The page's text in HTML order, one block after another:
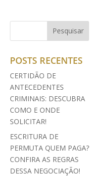
POSTS RECENTES
CERTIDÃO DE
ANTECEDENTES
CRIMINAIS: DESCUBRA
COMO E ONDE
SOLICITAR!
ESCRITURA DE
PERMUTA QUEM PAGA?
CONFIRA AS REGRAS
DESSA NEGOCIAÇÃO!